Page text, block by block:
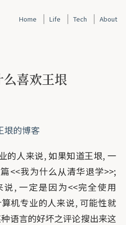
Home | Life | Tech | About
喜欢王垠
垠的博客
的人来说, 如果知道王垠, 一
<<我为什么从清华退学>>;
, 一定是因为<<完全使用
机专业的人来说, 可能性就
语言的好坏之评论搜出来这